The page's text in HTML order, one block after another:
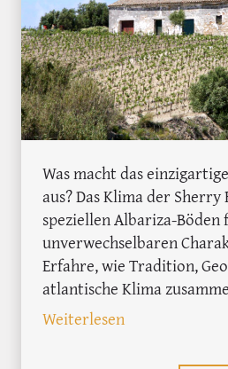
Was macht das
aus? Das Klima der Sherry
speziellen Albariza-Böden
unverwechselbaren
Erfahre, wie Tradition,
atlantische Klima
Weiterlesen: Die geheime